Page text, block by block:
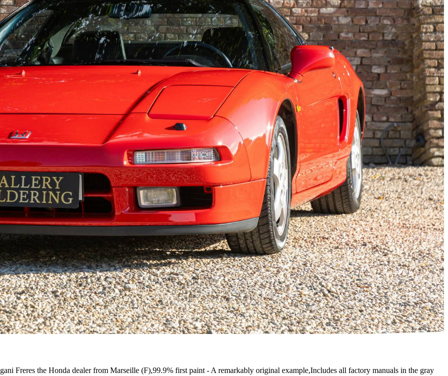
Freres the Honda dealer from Marseille (F),99.9% first paint - A remarkably original example,Includes all factory manuals in the gray